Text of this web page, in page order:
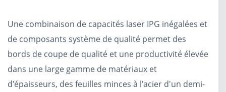
Une combinaison de capacités laser IPG inégalées et
de composants système de qualité permet des
bords de coupe de qualité et une productivité élevée
dans une large gamme de matériaux et
d'épaisseurs, des feuilles minces à l'acier d'un demi-